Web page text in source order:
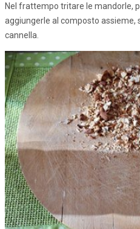
Nel frattempo tritare le mandorle,
aggiungerle al composto assieme,
cannella.